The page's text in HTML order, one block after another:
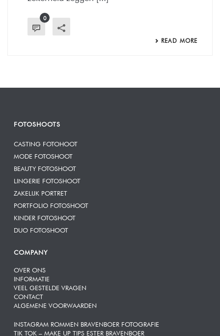
0
READ MORE
FOTOSHOOTS
CASTING FOTOHOOT
MODE FOTOSHOOT
BEAUTY FOTOSHOOT
LINGERIE FOTOSHOOT
ZAKELIJK PORTRET
PORTFOLIO FOTOSHOOT
KINDER FOTOSHOOT
DUO FOTOSHOOT
COMPANY
OVER ONS
INFORMATIE
VEEL GESTELDE VRAGEN
CONTACT
ALGEMENE VOORWAARDEN
INSTAGRAM ROMMEN BRAVENBOER FOTOGRAFIE
TIK TOK – MAKE UP TIPS ESTER BRAVENBOER